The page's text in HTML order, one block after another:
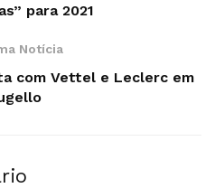
para 2021
Notícia
com Vettel e Leclerc em